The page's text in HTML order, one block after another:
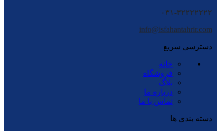
۰۳۱-۳۲۲۲۲۲۲۲
info@isfahantahrir.com
دسترسی سریع
خانه
فروشگاه
بلاگ
درباره ما
تماس با ما
دسته بندی ها